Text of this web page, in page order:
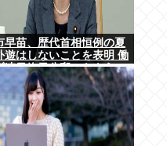
早苗、歴代首相恒例の夏
遊はしないことを表明 働
連日終日公邸のもよう